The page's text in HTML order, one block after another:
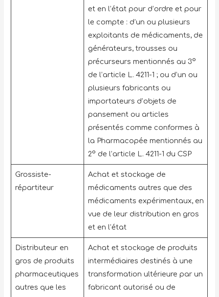
et en l’état pour d’ordre et pour
le compte : d’un ou plusieurs
exploitants de médicaments, de
générateurs, trousses ou
précurseurs mentionnés au 3°
de l’article L. 4211-1 ; ou d’un ou
plusieurs fabricants ou
importateurs d’objets de
pansement ou articles
présentés comme conformes à
la Pharmacopée mentionnés au
2° de l’article L. 4211-1 du CSP
Grossiste-
répartiteur
Achat et stockage de
médicaments autres que des
médicaments expérimentaux, en
vue de leur distribution en gros
et en l’état
Distributeur en
gros de produits
pharmaceutiques
autres que les
Achat et stockage de produits
intermédiaires destinés à une
transformation ultérieure par un
fabricant autorisé ou de